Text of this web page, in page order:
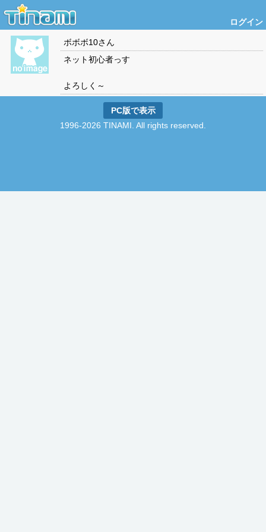
ログイン
ボボボ10さん
ネット初心者っす
よろしく～
PC版で表示
1996-2026 TINAMI. All rights reserved.